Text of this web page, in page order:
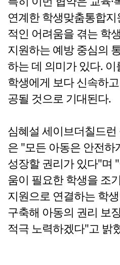
연계한 학생맞춤통합
적인 어려움을 겪는 학
지원하는 예방 중심의
하는 데 의미가 있다.
학생에게 보다 신속하
공될 것으로 기대된다.
심혜설 세이브더칠드
은 "모든 아동은 안전하
성장할 권리가 있다"며
움이 필요한 학생을 조
지원으로 연결하는 학
구축해 아동의 권리 보
적극 노력하겠다"고 밝